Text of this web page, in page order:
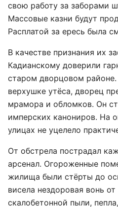
свою работу за заборами
Массовые казни будут
Расплатой за ересь была
В качестве признания их
Кадианскому доверили
старом дворцовом
верхушке утёса, дворец
мрамора и обломков. Он
имперских канониров. На
улицах не уцелело
От обстрела пострадал
арсенал. Огороженные
жилища были стёрты до
висела нездоровая вонь
скалобетонной пыли,